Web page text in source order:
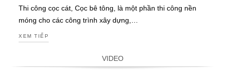
Thi công cọc cát, Cọc bê tông, là một phần thi công nền
móng cho các công trình xây dựng,…
XEM TIẾP
VIDEO